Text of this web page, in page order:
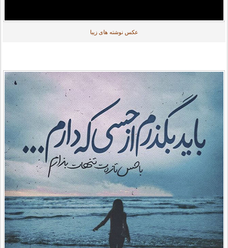
عکس نوشته های زیبا